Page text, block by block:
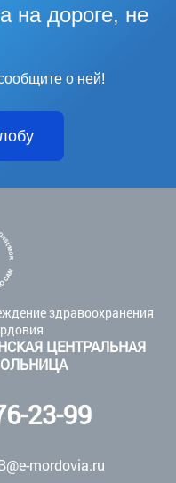
на дороге, не
о ней!
здравоохранения
ЦЕНТРАЛЬНАЯ
23-99
mordovia.ru